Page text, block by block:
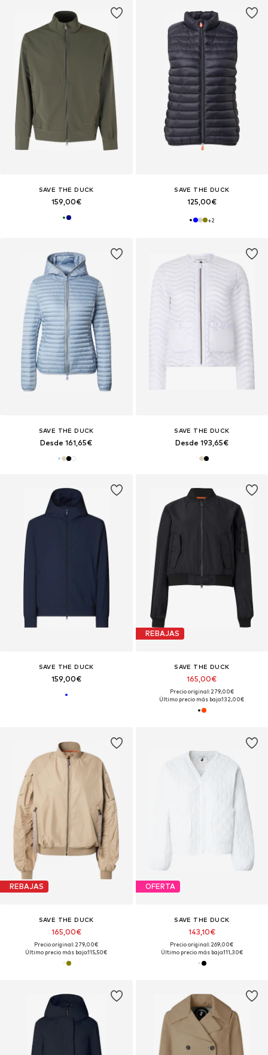
SAVE THE DUCK
159,00€
SAVE THE DUCK
125,00€
+2
SAVE THE DUCK
Desde 161,65€
SAVE THE DUCK
Desde 193,65€
SAVE THE DUCK
159,00€
REBAJAS
SAVE THE DUCK
165,00€
Precio original: 279,00€
Último precio más bajo:132,00€
REBAJAS
SAVE THE DUCK
165,00€
Precio original: 279,00€
Último precio más bajo:115,50€
OFERTA
SAVE THE DUCK
143,10€
Precio original: 269,00€
Último precio más bajo:111,30€